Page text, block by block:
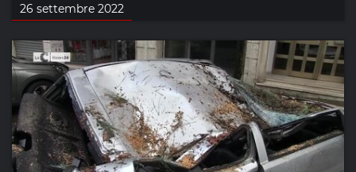
26 settembre 2022